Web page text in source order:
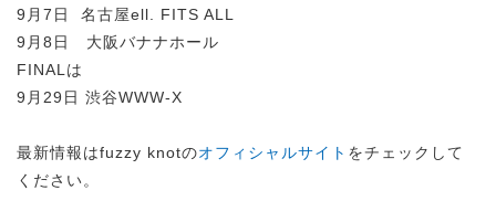
9月7日 名古屋ell. FITS ALL
9月8日 大阪バナナホール
FINALは
9月29日 渋谷WWW-X
最新情報はfuzzy knotのオフィシャルサイト をチェックして
ください。